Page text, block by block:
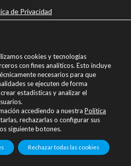
de Privacidad
a nosotros
Blog ENGIE
de Prensa
Contacto
engie.com
Linkedin
cookies y tecnologías
con fines analíticos. Esto incluye
necesarios para que
se ejecuten de forma
estadísticas y analizar el
accediendo a nuestra Política
rechazarlas o configurar sus
siguiente botones.
Rechazar todas las cookies